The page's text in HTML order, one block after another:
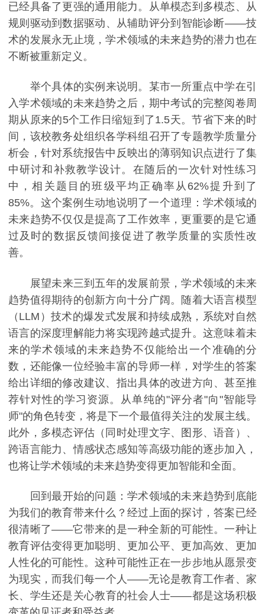
已经具备了更强的通用能力。从单模态到多模态、从
规则驱动到数据驱动、从辅助评分到智能诊断——技
术的发展永无止境，学术领域的未来趋势的潜力也在
不断被重新定义。
举个具体的实例来说明。某市一所重点中学在引
入学术领域的未来趋势之后，期中考试的完整阅卷周
期从原来的5个工作日缩短到了1.5天。节省下来的时
间，该校教务处组织各学科组召开了专题教学质量分
析会，针对系统报告中反映出的薄弱知识点进行了集
中研讨和补救教学设计。在随后的一次针对性练习
中，相关题目的班级平均正确率从62%提升到了
85%。这个案例生动地说明了一个道理：学术领域的
未来趋势不仅仅是提高了工作效率，更重要的是它通
过及时的数据反馈间接促进了教学质量的实质性改
善。
展望未来三到五年的发展前景，学术领域的未来
趋势值得期待的创新方向十分广阔。随着大语言模型
（LLM）技术的爆发式发展和持续成熟，系统对自然
语言的深度理解能力将实现跨越式提升。这意味着未
来的学术领域的未来趋势不仅能给出一个准确的分
数，还能像一位经验丰富的导师一样，对学生的答案
给出详细的修改建议、指出具体的改进方向、甚至推
荐针对性的学习资源。从单纯的"评分者"向"智能导
师"的角色转变，将是下一个最值得关注的发展主线。
此外，多模态评估（同时处理文字、图形、语音）、
跨语言能力、情感状态感知等高级功能的逐步加入，
也将让学术领域的未来趋势变得更加智能和全面。
回到最开始的问题：学术领域的未来趋势到底能
为我们的教育带来什么？经过上面的探讨，答案已经
很清晰了——它带来的是一种全新的可能性。一种让
教育评估变得更加聪明、更加公平、更加高效、更加
人性化的可能性。这种可能性正在一步步地从愿景变
为现实，而我们每一个人——无论是教育工作者、家
长、学生还是关心教育的社会人士——都是这场积极